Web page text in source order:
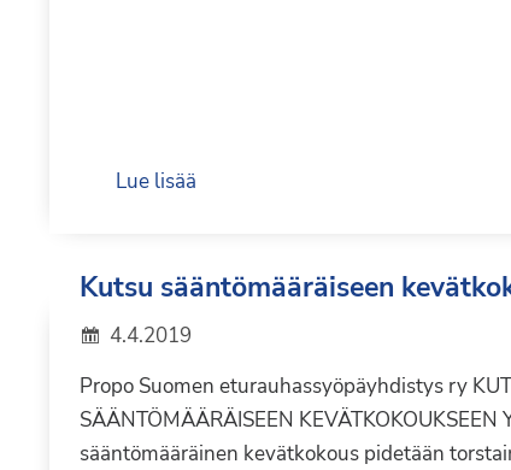
Lue lisää
Kutsu sääntömääräiseen
4.4.2019
Propo Suomen eturauhassyöpäyhdistys ry
SÄÄNTÖMÄÄRÄISEEN KEVÄTKOKOUKSEEN
sääntömääräinen kevätkokous pidetään